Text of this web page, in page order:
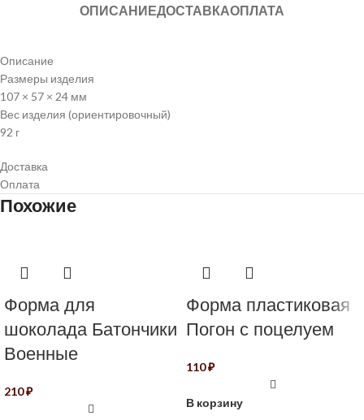
ОПИСАНИЕДОСТАВКАОПЛАТА
Описание
Размеры изделия
107 × 57 × 24 мм
Вес изделия (ориентировочный)
92 г
Доставка
Оплата
Похожие
Форма для
шоколада Батончики
Военные
210₽
Форма пластиковая
Погон с поцелуем
110₽
В корзину